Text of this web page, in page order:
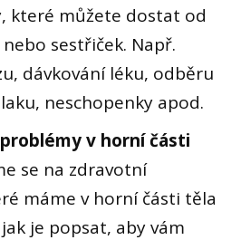
které můžete dostat od
sestřiček. Např.
dávkování léku, odběru
neschopenky apod.
v horní části
se na zdravotní
máme v horní části těla
je popsat, aby vám